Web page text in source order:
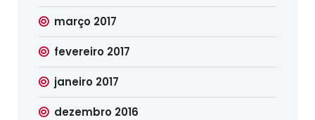
março 2017
fevereiro 2017
janeiro 2017
dezembro 2016